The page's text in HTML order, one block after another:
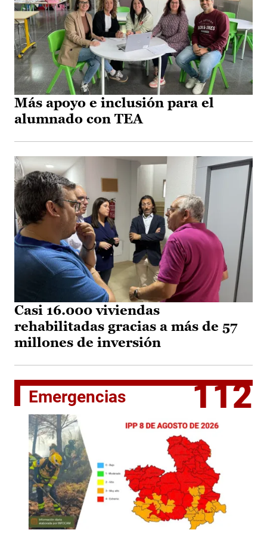
Más apoyo e inclusión para el
alumnado con TEA
Casi 16.000 viviendas
rehabilitadas gracias a más de 57
millones de inversión
Emergencias 112